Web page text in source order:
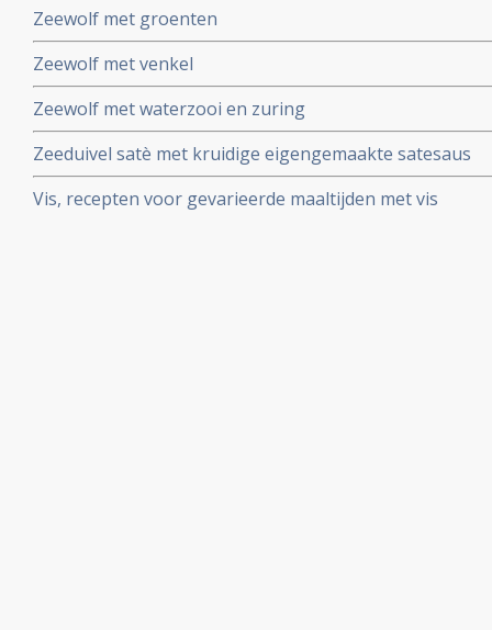
Zeewolf met groenten
Zeewolf met venkel
Zeewolf met waterzooi en zuring
Zeeduivel satè met kruidige eigengemaakte satesaus
Vis, recepten voor gevarieerde maaltijden met vis